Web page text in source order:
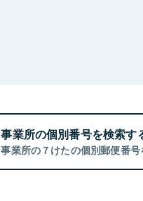
事業所の個別番号を検索す
事業所の７けたの個別郵便番号